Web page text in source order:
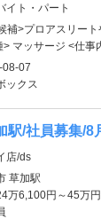
イト・パート
補>プロアスリー
マッサージ <仕事
07
ックス
駅/社員募集/8
店/ds
草加駅
万6,100円～45万円